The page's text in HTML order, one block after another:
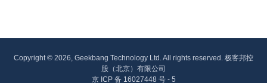
Copyright © 2026, Geekbang Technology Ltd. All rights reserved. 极客邦控
股（北京）有限公司
京 ICP 备 16027448 号 - 5